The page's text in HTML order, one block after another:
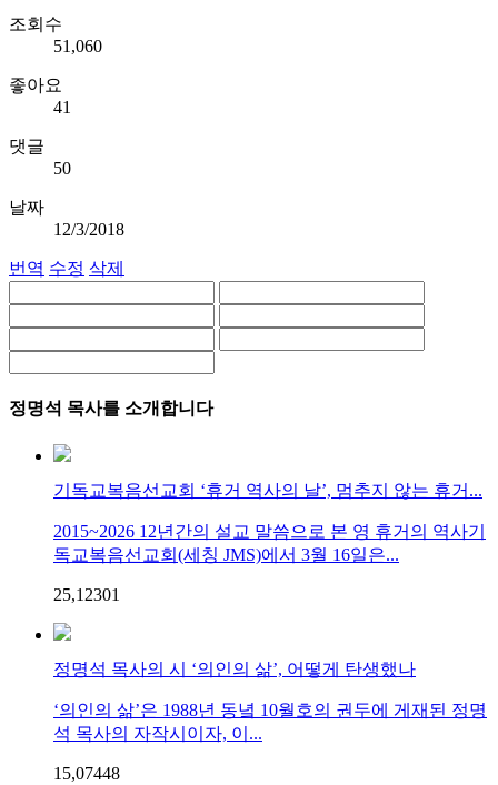
조회수
51,060
좋아요
41
댓글
50
날짜
12/3/2018
번역 수정 삭제
정명석 목사를 소개합니다
기독교복음선교회 ‘휴거 역사의 날’, 멈추지 않는 휴거...
2015~2026 12년간의 설교 말씀으로 본 영 휴거의 역사기
독교복음선교회(세칭 JMS)에서 3월 16일은...
25,12301
정명석 목사의 시 ‘의인의 삶’, 어떻게 탄생했나
‘의인의 삶’은 1988년 동녘 10월호의 권두에 게재된 정명
석 목사의 자작시이자, 이...
15,07448